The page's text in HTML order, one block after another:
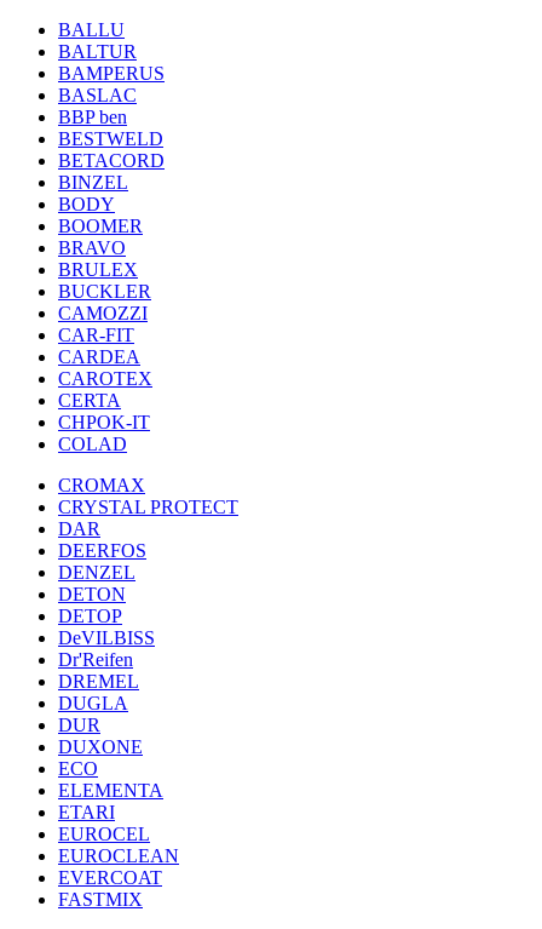
BALLU
BALTUR
BAMPERUS
BASLAC
BBP ben
BESTWELD
BETACORD
BINZEL
BODY
BOOMER
BRAVO
BRULEX
BUCKLER
CAMOZZI
CAR-FIT
CARDEA
CAROTEX
CERTA
CHPOK-IT
COLAD
CROMAX
CRYSTAL PROTECT
DAR
DEERFOS
DENZEL
DETON
DETOP
DeVILBISS
Dr'Reifen
DREMEL
DUGLA
DUR
DUXONE
ECO
ELEMENTA
ETARI
EUROCEL
EUROCLEAN
EVERCOAT
FASTMIX